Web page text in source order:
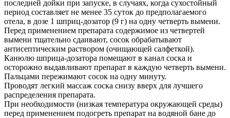
последней дойки при запуске, в случаях, когда сухостойный
период составляет не менее 35 суток до предполагаемого
отела, в дозе 1 шприц-дозатор (9 г) на одну четверть вымени.
Перед применением препарата содержимое из четвертей
вымени тщательно сдаивают, сосок обрабатывают
антисептическим раствором (очищающей салфеткой).
Канюлю шприца-дозатора помещают в канал соска и
осторожно выдавливают препарат в каждую четверть вымени.
Пальцами пережимают сосок на одну минуту.
Проводят легкий массаж соска снизу вверх для лучшего
распределения препарата.
При необходимости (низкая температура окружающей среды)
перед применением подогреть препарат на водяной бане до